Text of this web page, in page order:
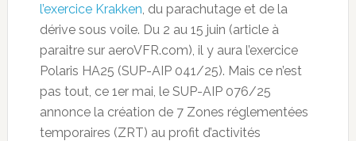
l’exercice Krakken , du parachutage et de la
dérive sous voile. Du 2 au 15 juin (article à
paraitre sur aeroVFR.com), il y aura l’exercice
Polaris HA25 (SUP-AIP 041/25). Mais ce n’est
pas tout, ce 1er mai, le SUP-AIP 076/25
annonce la création de 7 Zones réglementées
temporaires (ZRT) au profit d’activités